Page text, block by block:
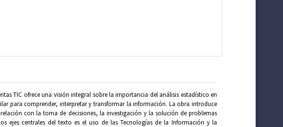
TIC ofrece una visión integral sobre la importancia del análisis estadístico en
para comprender, interpretar y transformar la información. La obra introduce
con la toma de decisiones, la investigación y la solución de problemas
ejes centrales del texto es el uso de las Tecnologías de la Información y la